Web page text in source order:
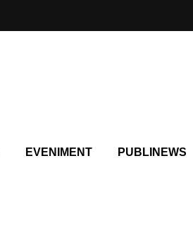
EVENIMENT PUBLINEWS